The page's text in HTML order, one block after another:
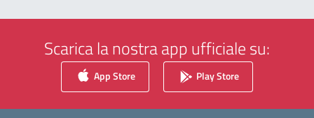
Scarica la nostra app ufficiale su:
App Store Play Store